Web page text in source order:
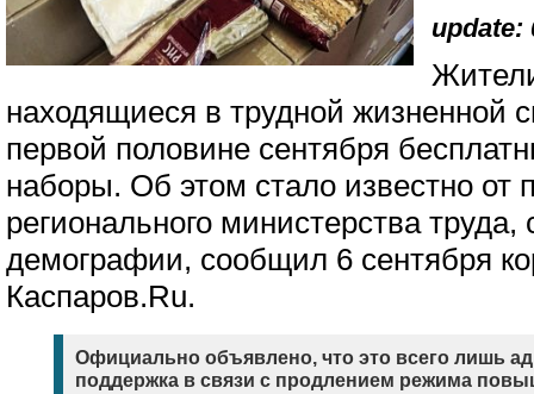
update:
находящиеся в трудной жизненной
первой половине сентября
наборы. Об этом стало известно от
регионального министерства
демографии, сообщил 6 сентября
Каспаров.Ru.
Официально объявлено, что это всего лишь
поддержка в связи с продлением режима